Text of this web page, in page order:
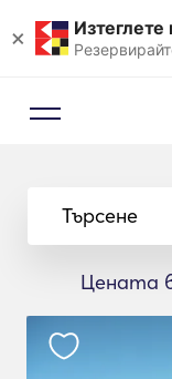
×
Търсене
Цената